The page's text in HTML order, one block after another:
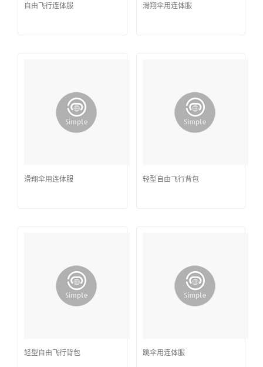
自由飞行连体服 滑翔伞用连体服
滑翔伞用连体服 轻型自由飞行背包
轻型自由飞行背包 跳伞用连体服